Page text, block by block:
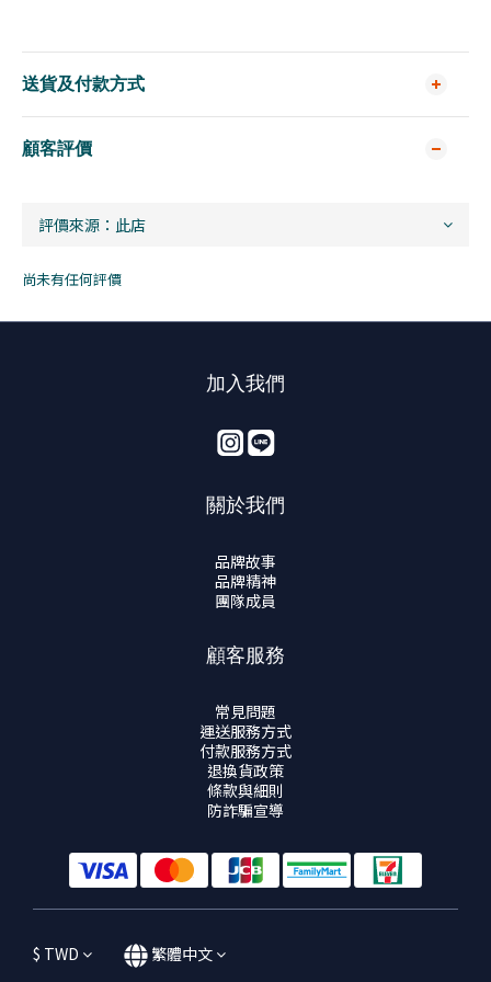
送貨及付款方式
顧客評價
尚未有任何評價
加入我們
關於我們
品牌故事
品牌精神
團隊成員
顧客服務
常見問題
運送服務方式
付款服務方式
退換貨政策
條款與細則
防詐騙宣導
$ TWD 繁體中文